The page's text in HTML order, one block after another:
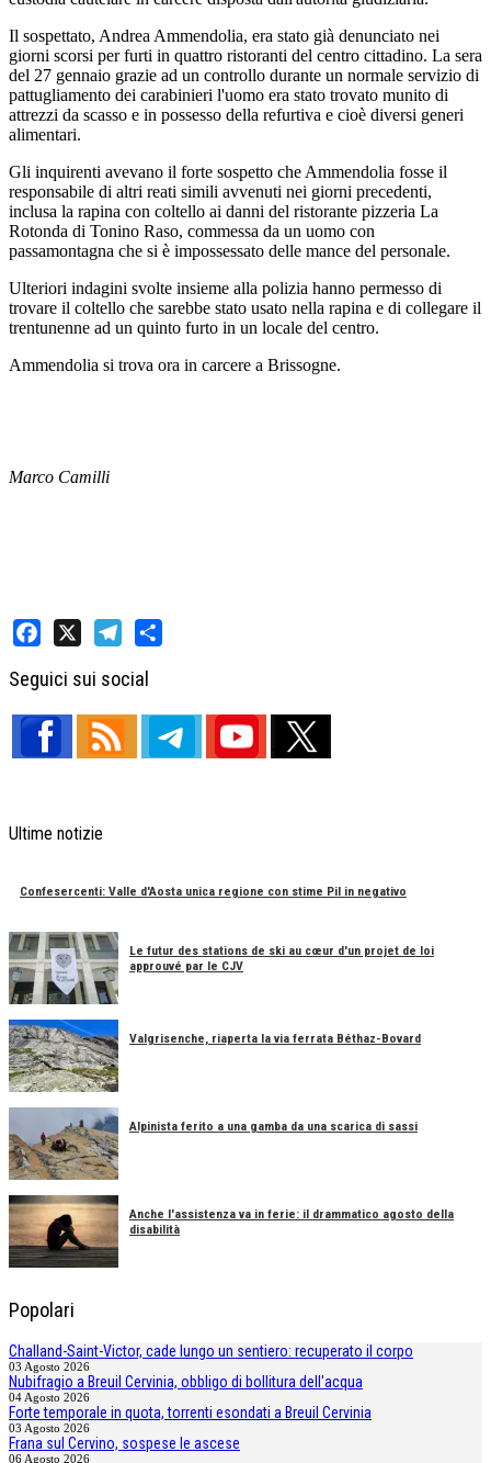
Il sospettato, Andrea Ammendolia, era stato già denunciato nei
giorni scorsi per furti in quattro ristoranti del centro cittadino. La sera
del 27 gennaio grazie ad un controllo durante un normale servizio di
pattugliamento dei carabinieri l'uomo era stato trovato munito di
attrezzi da scasso e in possesso della refurtiva e cioè diversi generi
alimentari.
Gli inquirenti avevano il forte sospetto che Ammendolia fosse il
responsabile di altri reati simili avvenuti nei giorni precedenti,
inclusa la rapina con coltello ai danni del ristorante pizzeria La
Rotonda di Tonino Raso, commessa da un uomo con
passamontagna che si è impossessato delle mance del personale.
Ulteriori indagini svolte insieme alla polizia hanno permesso di
trovare il coltello che sarebbe stato usato nella rapina e di collegare il
trentunenne ad un quinto furto in un locale del centro.
Ammendolia si trova ora in carcere a Brissogne.
Marco Camilli
Seguici sui social
Ultime notizie
Confesercenti: Valle d'Aosta unica regione con stime Pil in negativo
Le futur des stations de ski au cœur d'un projet de loi
approuvé par le CJV
Valgrisenche, riaperta la via ferrata Béthaz-Bovard
Alpinista ferito a una gamba da una scarica di sassi
Anche l'assistenza va in ferie: il drammatico agosto della
disabilità
Popolari
Challand-Saint-Victor, cade lungo un sentiero: recuperato il corpo
03 Agosto 2026
Nubifragio a Breuil Cervinia, obbligo di bollitura dell'acqua
04 Agosto 2026
Forte temporale in quota, torrenti esondati a Breuil Cervinia
03 Agosto 2026
Frana sul Cervino, sospese le ascese
06 Agosto 2026